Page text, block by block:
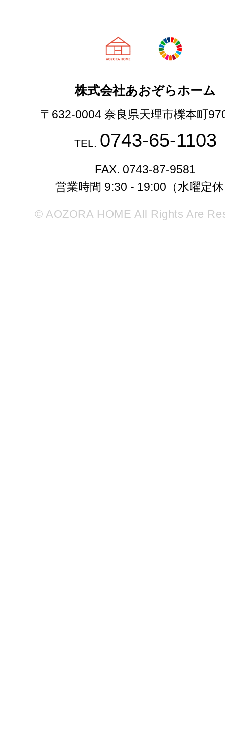
天理市の注文
株式会社あおぞらホーム
〒632-0004 奈良県天理市櫟本町
TEL. 0743-65-1103
FAX. 0743-87-9581
営業時間 9:30 - 19:00（水曜定
© AOZORA HOME All Rights Are